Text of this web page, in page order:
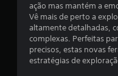
ação mas mantém a
Vê mais de perto a
altamente detalhadas,
complexas. Perfeitas
precisos, estas novas
estratégias de